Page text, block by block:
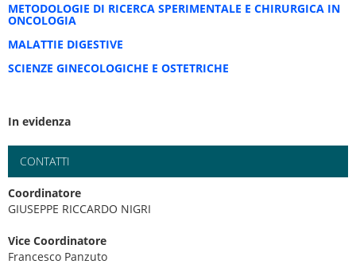
METODOLOGIE DI RICERCA SPERIMENTALE E CHIRURGICA IN
ONCOLOGIA
MALATTIE DIGESTIVE
SCIENZE GINECOLOGICHE E OSTETRICHE
In evidenza
CONTATTI
Coordinatore
GIUSEPPE RICCARDO NIGRI
Vice Coordinatore
Francesco Panzuto